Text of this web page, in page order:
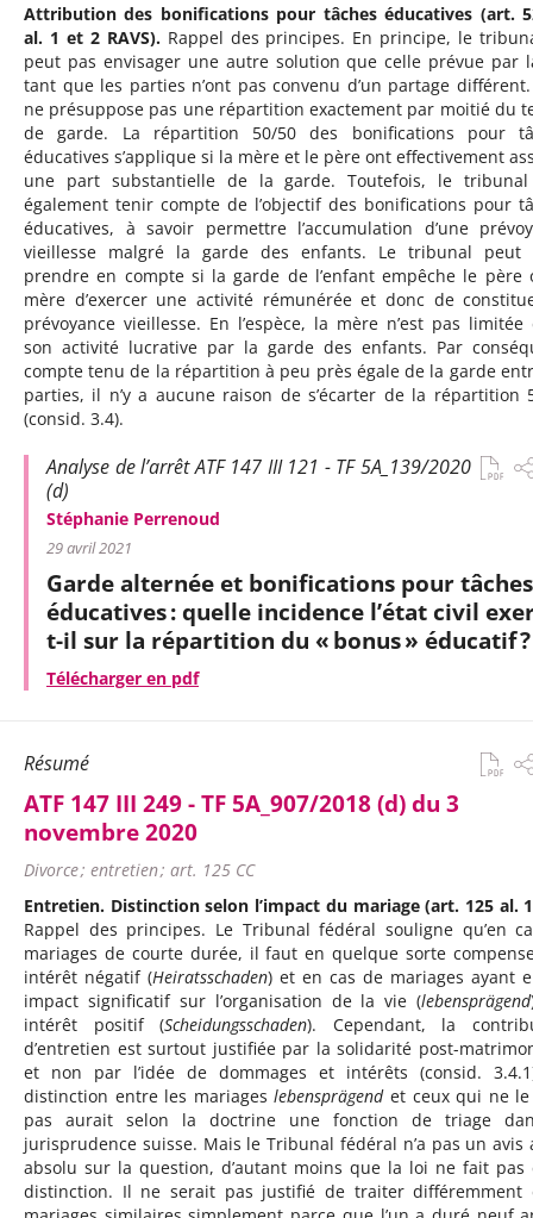
Attribution des bonifications pour tâches éducatives (art.
al. 1 et 2 RAVS).Rappel des principes. En principe, le
peut pas envisager une autre solution que celle prévue par
tant que les parties n’ont pas convenu d’un partage différent.
ne présuppose pas une répartition exactement par moitié du
de garde. La répartition 50/50 des bonifications pour
éducatives s’applique si la mère et le père ont effectivement
une part substantielle de la garde. Toutefois, le
également tenir compte de l’objectif des bonifications pour
éducatives, à savoir permettre l’accumulation d’une
vieillesse malgré la garde des enfants. Le tribunal peut
prendre en compte si la garde de l’enfant empêche le père
mère d’exercer une activité rémunérée et donc de
prévoyance vieillesse. En l’espèce, la mère n’est pas limitée
son activité lucrative par la garde des enfants. Par
compte tenu de la répartition à peu près égale de la garde
parties, il n’y a aucune raison de s’écarter de la répartition
(consid. 3.4).
Analyse de l’arrêt ATF 147 III 121 - TF 5A_139/2020
(d)
Stéphanie Perrenoud
29 avril 2021
Garde alternée et bonifications pour tâches
éducatives : quelle incidence l’état civil
t-il sur la répartition du « bonus » éducatif ?
Télécharger en pdf
Résumé
ATF 147 III 249 - TF 5A_907/2018 (d) du 3
novembre 2020
Divorce ; entretien ; art. 125 CC
Entretien. Distinction selon l’impact du mariage (art. 125 al. 1
Rappel des principes. Le Tribunal fédéral souligne qu’en
mariages de courte durée, il faut en quelque sorte
intérêt négatif (Heiratsschaden) et en cas de mariages ayant
impact significatif sur l’organisation de la vie (lebensprägend
intérêt positif (Scheidungsschaden). Cependant, la
d’entretien est surtout justifiée par la solidarité post-
et non par l’idée de dommages et intérêts (consid.
distinction entre les mariageslebensprägendet ceux qui ne
pas aurait selon la doctrine une fonction de triage
jurisprudence suisse. Mais le Tribunal fédéral n’a pas un avis
absolu sur la question, d’autant moins que la loi ne fait pas
distinction. Il ne serait pas justifié de traiter différemment